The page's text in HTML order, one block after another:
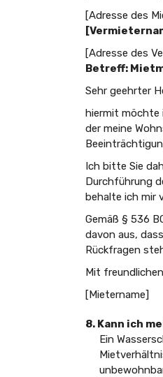
[Adresse des
[Adresse des
Betreff:
Sehr geehrter
hiermit möchte
der meine
Ich bitte Sie
Durchführung
behalte ich mir
Gemäß § 536
davon aus,
Rückfragen
Mit
[Mietername]
8. Kann ich
Ein